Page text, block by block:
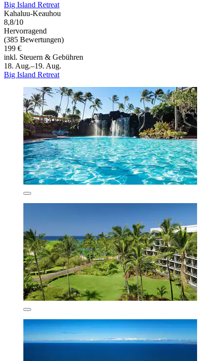
Big Island Retreat
Kahaluu-Keauhou
8,8/10
Hervorragend
(385 Bewertungen)
199 €
inkl. Steuern & Gebühren
18. Aug.–19. Aug.
Big Island Retreat